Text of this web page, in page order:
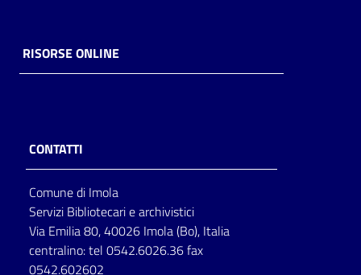
bibliotecario
Orari
RISORSE ONLINE
CONTATTI
Comune di Imola
Servizi Bibliotecari e archivistici
Via Emilia 80, 40026 Imola (Bo), Italia
centralino: tel 0542.6026.36 fax
0542.602602